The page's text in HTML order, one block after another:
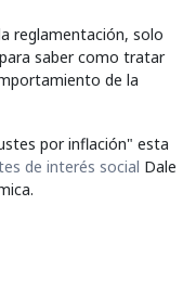
reglamentación, solo
saber como tratar
de la
por inflación" esta
de interés social Dale